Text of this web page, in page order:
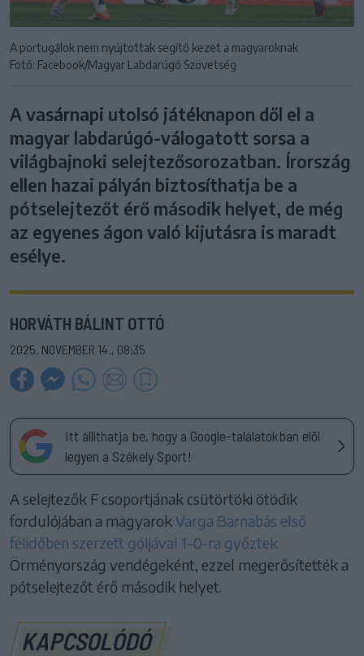
A portugálok nem nyújtottak segítő kezet a magyaroknak
Fotó: Facebook/Magyar Labdarúgó Szövetség
A vasárnapi utolsó játéknapon dől el a
magyar labdarúgó-válogatott sorsa a
világbajnoki selejtezősorozatban. Írország
ellen hazai pályán biztosíthatja be a
pótselejtezőt érő második helyet, de még
az egyenes ágon való kijutásra is maradt
esélye.
HORVÁTH BÁLINT OTTÓ
2025. NOVEMBER 14., 08:35
Itt állíthatja be, hogy a Google-találatokban elöl
legyen a Székely Sport!
A selejtezők F csoportjának csütörtöki ötödik
fordulójában a magyarokVarga Barnabás első
félidőben szerzett góljával 1–0-ra győztek
Örményország vendégeként, ezzel megerősítették a
pótselejtezőt érő második helyet.
KAPCSOLÓDÓ